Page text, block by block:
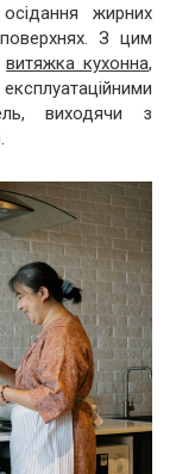
жирних
З цим
витяжка кухонна,
виходячи з